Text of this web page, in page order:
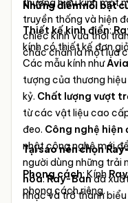
thương hiệu kính mắt
truyền thống và hiện
chiếc kính vừa thời
chắc chắn là một lựa
Những điểm nổi bật
Thiết kế kinh điển:
kính có thiết kế đơn
Các mẫu kính như
tượng của thương
kỷ. Chất lượng vượt
từ các vật liệu cao
đeo. Công nghệ hiện
nhật công nghệ mới
người dùng những trải
hóa:Ray-Banđã
nhạc và trở thành
Tại sao nên chọn
Phong cách: Kính
phong cách riêng.